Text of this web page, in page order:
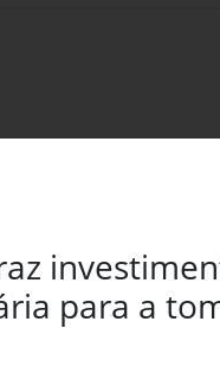
para a